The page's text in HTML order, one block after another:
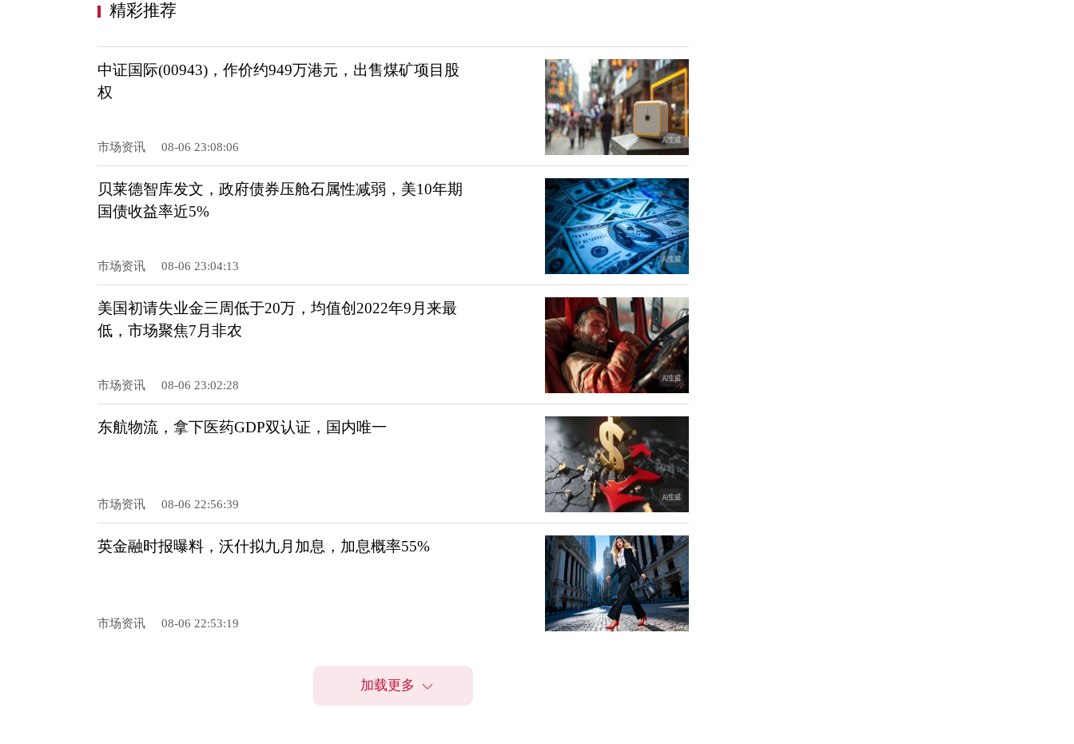
精彩推荐
中证国际(00943)，作价约949万港元，出售煤矿项目股
权
市场资讯 08-06 23:08:06
贝莱德智库发文，政府债券压舱石属性减弱，美10年期
国债收益率近5%
市场资讯 08-06 23:04:13
美国初请失业金三周低于20万，均值创2022年9月来最
低，市场聚焦7月非农
市场资讯 08-06 23:02:28
东航物流，拿下医药GDP双认证，国内唯一
市场资讯 08-06 22:56:39
英金融时报曝料，沃什拟九月加息，加息概率55%
市场资讯 08-06 22:53:19
加载更多